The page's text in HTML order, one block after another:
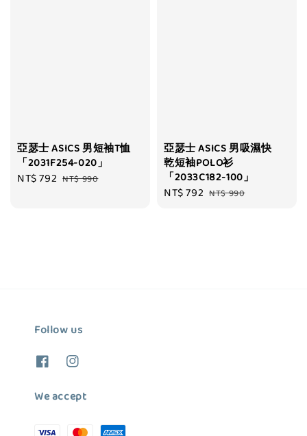
亞瑟士 ASICS 男短袖T恤
「2031F254-020」
Sale
NT$ 792 Regular
NT$ 990
亞瑟士 ASICS 男吸濕快
乾短袖POLO衫
「2033C182-100」
Sale
NT$ 792 Regular
NT$ 990
Follow us
We accept